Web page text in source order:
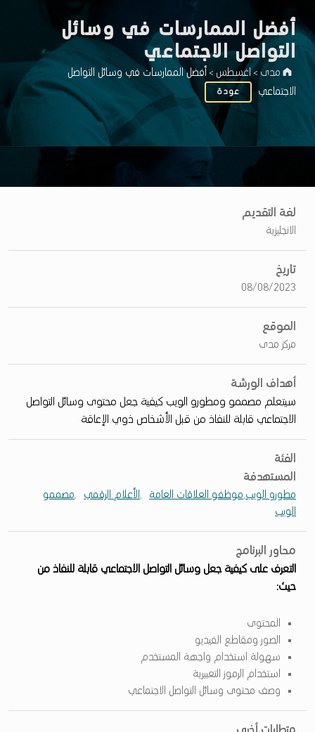
أفضل الممارسات في وسائل
التواصل الاجتماعي
مدى >اغسطس > أفضل الممارسات في وسائل التواصل
الاجتماعي
عودة
أ
ف
ض
ل
ا
ل
م
م
ا
ر
س
ا
ت
ف
ي
و
س
ل
ت
لغة التقديم
الانجليزية
تاريخ
08/08/2023
الموقع
مركز مدى
أهداف الورشة
سيتعلم مصممو ومطورو الويب كيفية جعل محتوى وسائل التواصل
الاجتماعي قابلة للنفاذ من قبل الأشخاص ذوي الإعاقة
الفئة
المستهدفة
مطورو الويب,موظفو العلاقات العامة , الأعلام الرقمي ,مصممو
الويب
محاور البرنامج
التعرف على كيفية جعل وسائل التواصل الاجتماعي قابلة للنفاذ من
حيث:
المحتوى
الصور ومقاطع الفيديو
سهولة استخدام واجهة المستخدم
استخدام الرموز التعبيرية
وصف محتوى وسائل التواصل الاجتماعي